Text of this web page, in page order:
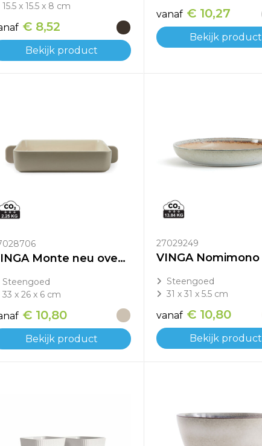
15.5 x 15.5 x 8 cm
€ 8,52
Bekijk product
vanaf € 10,27
Bekijk product
VINGA Monte neu ovenschaal
Steengoed
33 x 26 x 6 cm
€ 10,80
Bekijk product
27029249
Steengoed
31 x 31 x 5.5 cm
vanaf € 10,80
Bekijk product